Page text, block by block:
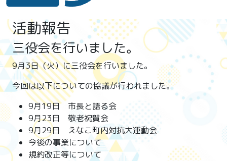
活動報告
三役会を行いました。
9月3日（火）に三役会を行いました。
今回は以下についての協議が行われました。
9月19日 市長と語る会
9月23日 敬老祝賀会
9月29日 えなこ町内対抗大運動会
今後の事業について
規約改正等について